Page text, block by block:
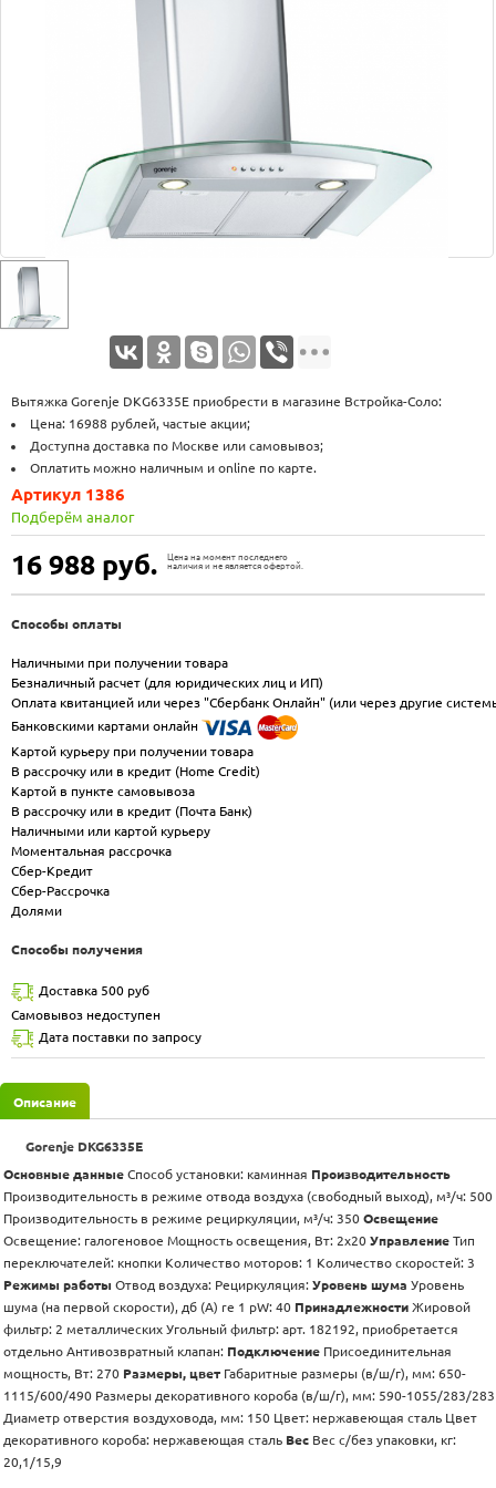
Вытяжка Gorenje DKG6335E приобрести в магазине Встройка-Соло:
Цена: 16988 рублей, частые акции;
Доступна доставка по Москве или самовывоз;
Оплатить можно наличным и online по карте.
16 988 руб.
Цена на момент последнего
наличия и не является офертой.
Артикул 1386
Подберём аналог
Способы оплаты
Наличными при получении товара
Безналичный расчет (для юридических лиц и ИП)
Оплата квитанцией или через "Сбербанк Онлайн" (или через другие
Банковскими картами онлайн
Картой курьеру при получении товара
В рассрочку или в кредит (Home Credit)
Картой в пункте самовывоза
В рассрочку или в кредит (Почта Банк)
Наличными или картой курьеру
Моментальная рассрочка
Сбер-Кредит
Сбер-Рассрочка
Долями
Способы получения
Доставка 500 руб
Самовывоз недоступен
Дата поставки по запросу
Описание
Gorenje DKG6335E
Основные данные Способ установки: каминная Производительность
Производительность в режиме отвода воздуха (свободный выход), м³/ч: 500
Производительность в режиме рециркуляции, м³/ч: 350 Освещение
Освещение: галогеновое Мощность освещения, Вт: 2х20 Управление Тип
переключателей: кнопки Количество моторов: 1 Количество скоростей: 3
Режимы работы
Отвод воздуха: Рециркуляция: Уровень шума Уровень
шума (на первой скорости), дб (А) re 1 pW: 40 Принадлежности Жировой
фильтр: 2 металлических Угольный фильтр: арт. 182192, приобретается
отдельно Антивозвратный клапан: Подключение Присоединительная
мощность, Вт: 270 Размеры, цвет Габаритные размеры (в/ш/г), мм: 650-
1115/600/490 Размеры декоративного короба (в/ш/г), мм: 590-1055/283/283
Диаметр отверстия воздуховода, мм: 150 Цвет: нержавеющая сталь Цвет
декоративного короба: нержавеющая сталь Вес Вес с/без упаковки, кг:
20,1/15,9